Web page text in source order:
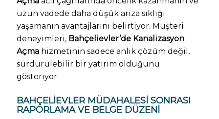
uzun vadede daha düşük arıza sıklığı
yaşamanın avantajlarını belirtiyor. Müşteri
deneyimleri, Bahçelievler’de Kanalizasyon
Açmahizmetinin sadece anlık çözüm değil,
sürdürülebilir bir yatırım olduğunu
gösteriyor.
BAHÇELIEVLER MÜDAHALESI SONRASI
RAPORLAMA VE BELGE DÜZENI